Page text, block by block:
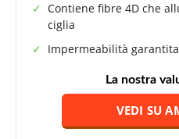
Contiene fibre 4D che
ciglia
Impermeabilità
La nostra
VEDI SU